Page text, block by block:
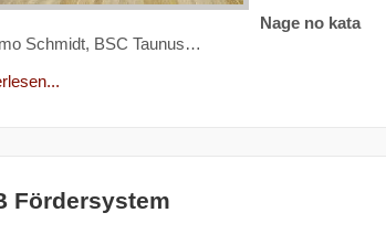
Nage no kata
Schmidt, BSC Taunus…
Fördersystem